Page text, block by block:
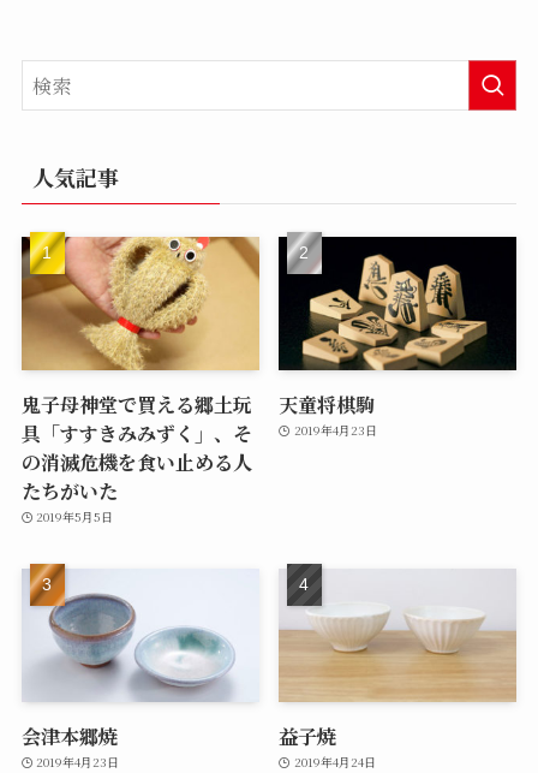
人気記事
鬼子母神堂で買える郷土玩
具「すすきみみずく」、そ
の消滅危機を食い止める人
たちがいた
2019年5月5日
天童将棋駒
2019年4月23日
会津本郷焼
2019年4月23日
益子焼
2019年4月24日